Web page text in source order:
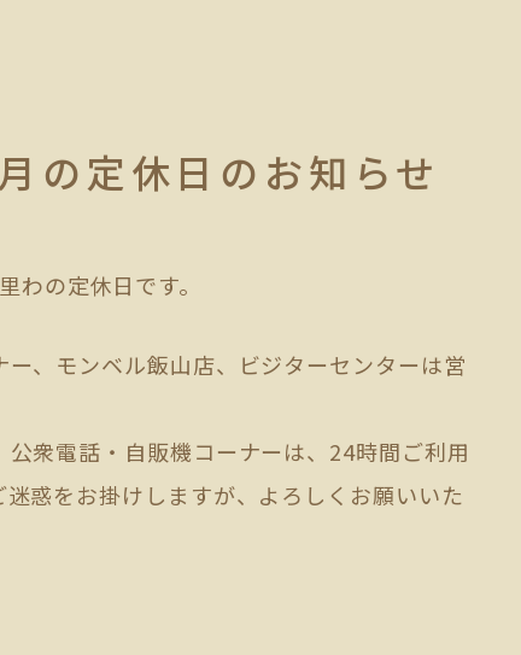
の定休日のお知らせ
の定休日です。
ー、モンベル飯山店、ビジターセンターは営
公衆電話・自販機コーナーは、24時間ご利用
惑をお掛けしますが、よろしくお願いいた